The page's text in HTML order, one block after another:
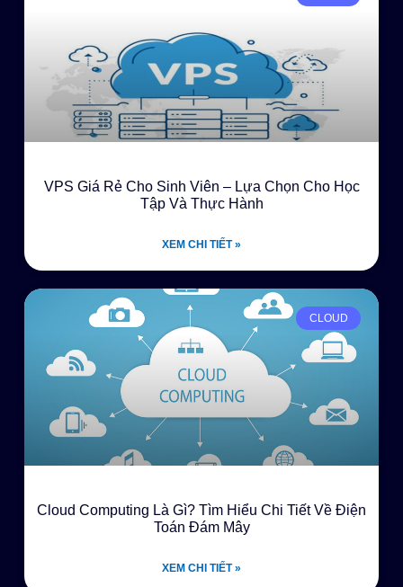
VPS Giá Rẻ Cho Sinh Viên – Lựa Chọn Cho Học
Tập Và Thực Hành
XEM CHI TIẾT »
CLOUD
Cloud Computing Là Gì? Tìm Hiểu Chi Tiết Về Điện
Toán Đám Mây
XEM CHI TIẾT »